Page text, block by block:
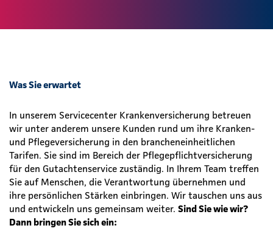
Was Sie erwartet
In unserem Servicecenter Krankenversicherung betreuen
wir unter anderem unsere Kunden rund um ihre Kranken-
und Pflegeversicherung in den brancheneinheitlichen
Tarifen. Sie sind im Bereich der Pflegepflichtversicherung
für den Gutachtenservice zuständig. In Ihrem Team treffen
Sie auf Menschen, die Verantwortung übernehmen und
ihre persönlichen Stärken einbringen. Wir tauschen uns aus
und entwickeln uns gemeinsam weiter. Sind Sie wie wir?
Dann bringen Sie sich ein: